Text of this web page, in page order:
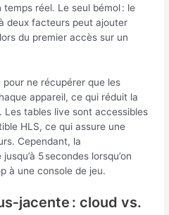
réel. Le seul bémol : le
deux facteurs peut ajouter
du premier accès sur un
pour ne récupérer que les
appareil, ce qui réduit la
Les tables live sont accessibles
HLS, ce qui assure une
Cependant, la
5 secondes lorsqu’on
à une console de jeu.
: cloud vs.